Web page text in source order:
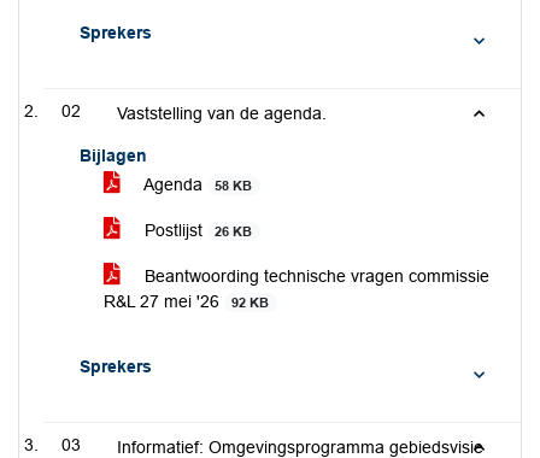
Sprekers
02 Vaststelling van de agenda.
Bijlagen
Agenda
58 KB
Postlijst 26 KB
Beantwoording technische vragen commissie
R&L 27 mei '26
92 KB
Sprekers
03
Informatief: Omgevingsprogramma gebiedsvisie